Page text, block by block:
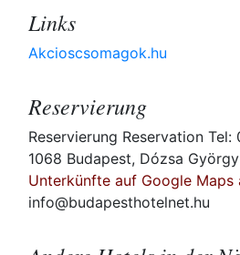
Links
Akcioscsomagok.hu
Reservierung
Reservierung Reservation
1068 Budapest, Dózsa
Unterkünfte auf Google Maps
info@budapesthotelnet.hu